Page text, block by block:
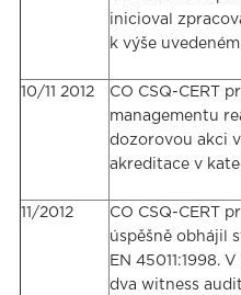
inicioval
k výše
10/11 2012
CO CSQ-CERT
managementu
dozorovou akci
akreditace v
11/2012
CO CSQ-CERT
úspěšně obhájil
EN 45011:1998.
dva witness